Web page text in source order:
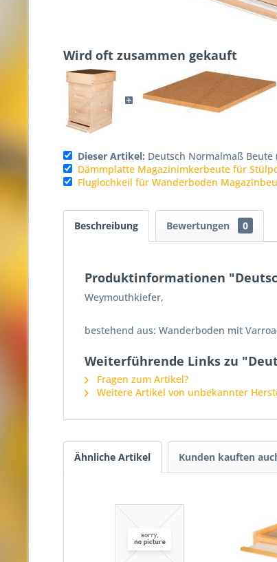
Wird oft zusammen gekauft
Dieser Artikel: Deutsch Normalmaß
Dämmplatte Magazinimkerbeute für
Fluglochkeil für Wanderboden
Beschreibung Bewertungen 0
Produktinformationen
Weymouthkiefer,
bestehend aus: Wanderboden mit
Weiterführende Links zu
Fragen zum Artikel?
Weitere Artikel von unbekannter
Ähnliche Artikel Kunden kauften